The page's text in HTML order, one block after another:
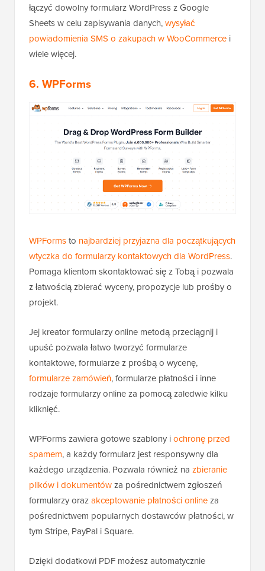
łączyć dowolny formularz WordPress z Google
Sheets w celu zapisywania danych,wysyłać
powiadomienia SMS o zakupach w WooCommerce i
wiele więcej.
6. WPForms
WPFormsto najbardziej przyjazna dla początkujących
wtyczka do formularzy kontaktowych dla WordPress.
Pomaga klientom skontaktować się z Tobą i pozwala
z łatwością zbierać wyceny, propozycje lub prośby o
projekt.
Jej kreator formularzy online metodą przeciągnij i
upuść pozwala łatwo tworzyć formularze
kontaktowe, formularze z prośbą o wycenę,
formularze zamówień, formularze płatności i inne
rodzaje formularzy online za pomocą zaledwie kilku
kliknięć.
WPForms zawiera gotowe szablony iochronę przed
spamem, a każdy formularz jest responsywny dla
każdego urządzenia. Pozwala również na zbieranie
plików i dokumentówza pośrednictwem zgłoszeń
formularzy orazakceptowanie płatności onlineza
pośrednictwem popularnych dostawców płatności, w
tym Stripe, PayPal i Square.
Dzięki dodatkowi PDF możesz automatycznie